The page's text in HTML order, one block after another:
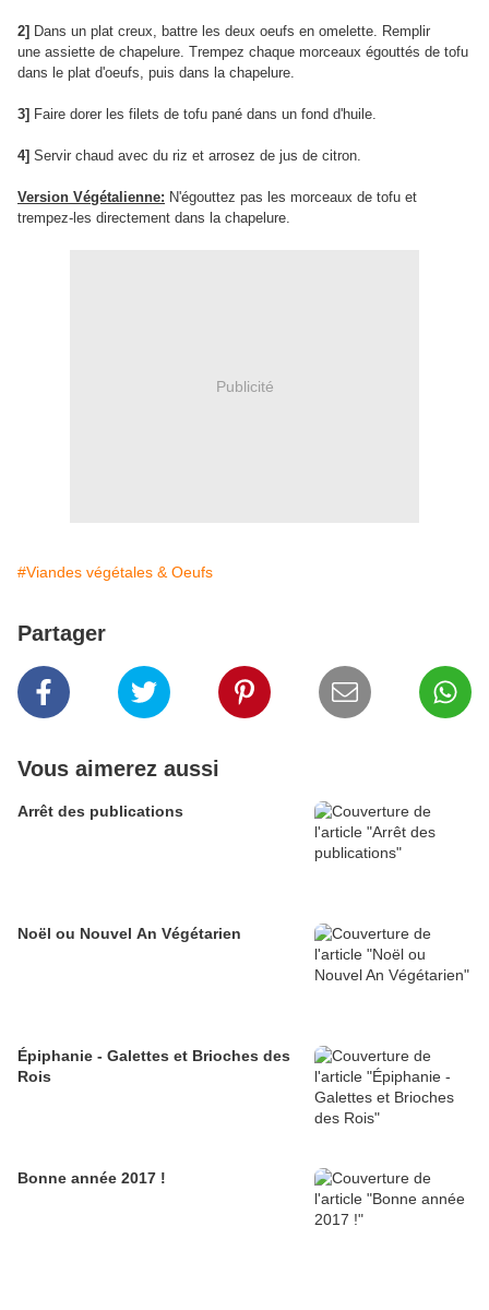
2] Dans un plat creux, battre les deux oeufs en omelette. Remplir
une assiette de chapelure. Trempez chaque morceaux égouttés de tofu
dans le plat d'oeufs, puis dans la chapelure.
3] Faire dorer les filets de tofu pané dans un fond d'huile.
4] Servir chaud avec du riz et arrosez de jus de citron.
Version Végétalienne: N'égouttez pas les morceaux de tofu et
trempez-les directement dans la chapelure.
Publicité
#Viandes végétales & Oeufs
Partager
Vous aimerez aussi
Arrêt des publications
Noël ou Nouvel An Végétarien
Épiphanie - Galettes et Brioches des
Rois
Bonne année 2017 !